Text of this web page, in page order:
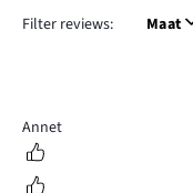
Filter reviews: Maat
2
Annet